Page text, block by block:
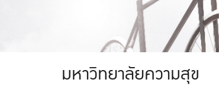
มหาวิทยาลัย
มหาวิทยาลัยความสุข